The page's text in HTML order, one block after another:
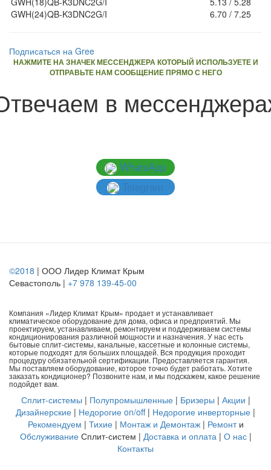
GWH(24)QB-K3DNC2G/I
6.70 / 7.25
Подписаться на Gree
НАЖМИТЕ НА ЗНАЧЕК МЕССЕНДЖЕРА КОТОРЫЙ ИСПОЛЬЗУЕТЕ И
ОТПРАВЬТЕ НАМ СООБЩЕНИЕ ПРЯМО С НЕГО
в
WhatsApp
©2018 | ООО Лидер Климат Крым
Севастополь | +7 978 139-45-00
Компания «Лидер Климат Крым» продает и устанавливает
климатическое оборудование для дома, офиса и предприятий. Мы
проектируем, устанавливаем, ремонтируем и поддерживаем системы
кондиционирования различной мощности и назначения. У нас есть
бытовые сплит-системы, канальные, кассетные и колонные системы,
которые подходят для больших площадей. Вся продукция проходит
процедуру обязательной сертификации. Предоставляется гарантия.
Мы поставляем оборудование, которое точно будет работать. Хотите
заказать кондиционер? Позвоните нам, и мы подскажем, какое решение
подойдет вам.
Сплит-системы | Полупромышленные| Бризеры | Акции |
Дизайнерские | Недорогие on/off| Недорогие инверторные |
Рекомендуем | Тихие| Монтаж и Демонтаж| Ремонти
ОбслуживаниеСплит-систем | Доставка и оплата| О нас|
Контакты